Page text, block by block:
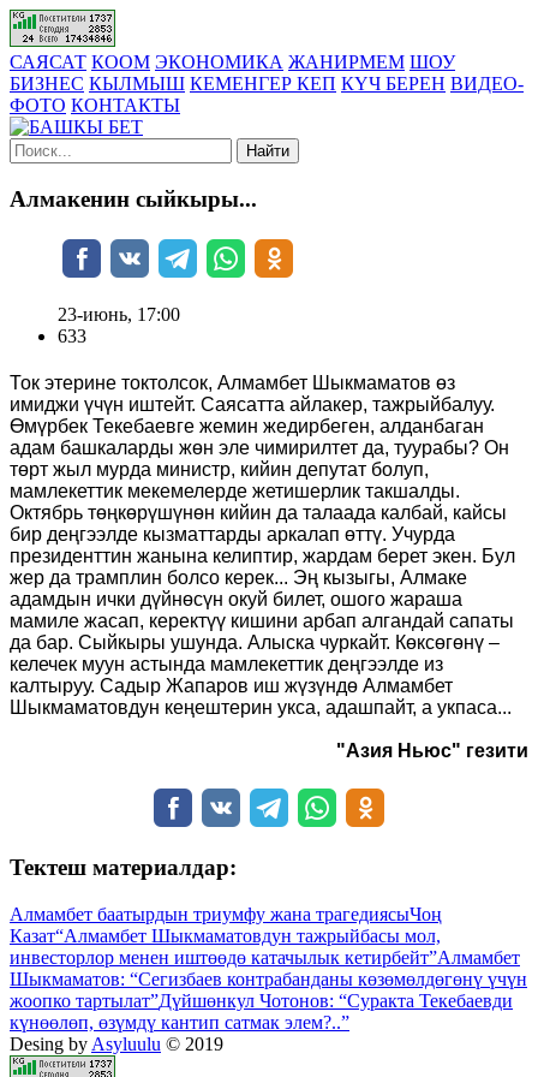
САЯСАТ КООМ ЭКОНОМИКА ЖАНИРМЕМ ШОУ
БИЗНЕС КЫЛМЫШ КЕМЕНГЕР КЕП КҮЧ БЕРЕН ВИДЕО-
ФОТО КОНТАКТЫ
Найти
Алмакенин сыйкыры...
23-июнь, 17:00
633
Ток этерине токтолсок, Алмамбет Шыкмаматов өз
имиджи үчүн иштейт. Саясатта айлакер, тажрыйбалуу.
Өмүрбек Текебаевге жемин жедирбеген, алданбаган
адам башкаларды жөн эле чимирилтет да, туурабы? Он
төрт жыл мурда министр, кийин депутат болуп,
мамлекеттик мекемелерде жетишерлик такшалды.
Октябрь төңкөрүшүнөн кийин да талаада калбай, кайсы
бир деңгээлде кызматтарды аркалап өттү. Учурда
президенттин жанына келиптир, жардам берет экен. Бул
жер да трамплин болсо керек... Эң кызыгы, Алмаке
адамдын ички дүйнөсүн окуй билет, ошого жараша
мамиле жасап, керектүү кишини арбап алгандай сапаты
да бар. Сыйкыры ушунда. Алыска чуркайт. Көксөгөнү –
келечек муун астында мамлекеттик деңгээлде из
калтыруу. Садыр Жапаров иш жүзүндө Алмамбет
Шыкмаматовдун кеңештерин укса, адашпайт, а укпаса...
"Азия Ньюс" гезити
Тектеш материалдар:
Алмамбет баатырдын триумфу жана трагедиясыЧоң
Казат“Алмамбет Шыкмаматовдун тажрыйбасы мол,
инвесторлор менен иштөөдө катачылык кетирбейт”Алмамбет
Шыкмаматов: “Сегизбаев контрабанданы көзөмөлдөгөнү үчүн
жоопко тартылат”Дүйшөнкул Чотонов: “Суракта Текебаевди
күнөөлөп, өзүмдү кантип сатмак элем?..”
Desing by Asyluulu © 2019